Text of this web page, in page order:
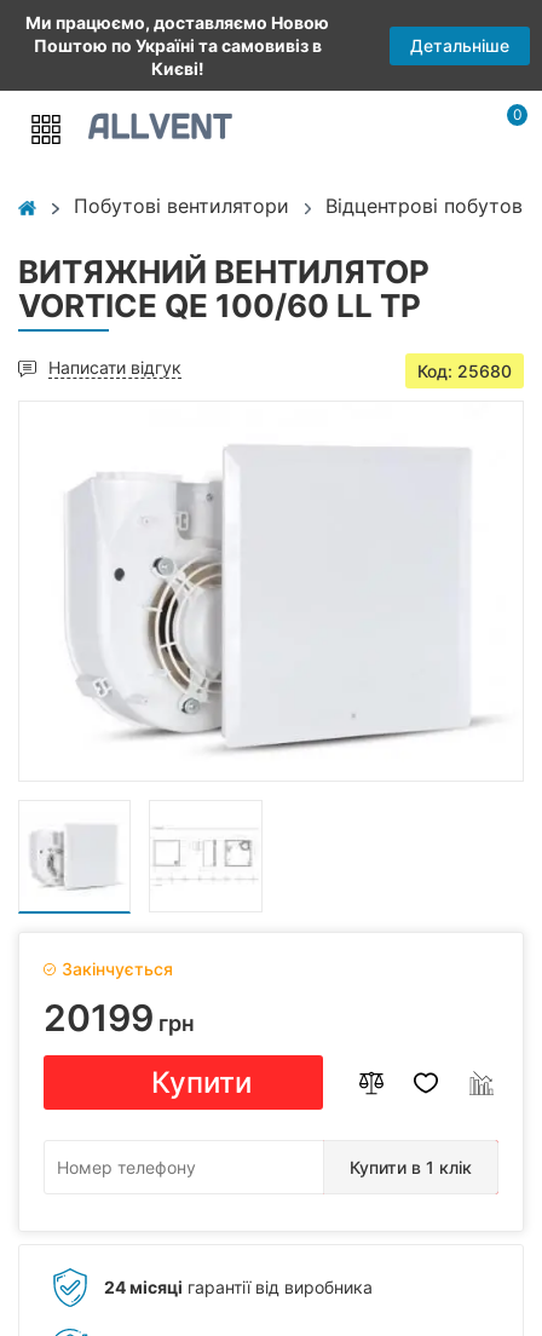
Ми працюємо, доставляємо Новою
Поштою по Україні та самовивіз в
Києві!
Детальніше
0
Побутові вентилятори Відцентрові побутові
ВИТЯЖНИЙ ВЕНТИЛЯТОР
VORTICE QE 100/60 LL TP
Написати відгук Код: 25680
Закінчується
20199 грн
Купити
Купити в 1 клік
24 місяці гарантії від виробника